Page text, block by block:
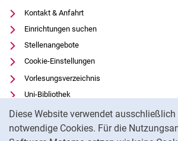
Diese Website verwendet
notwendige Cookies. Für die
Kontakt & Anfahrt
Einrichtungen suchen
Stellenangebote
Cookie-Einstellungen
Vorlesungsverzeichnis
Uni-Bibliothek
Moodle
Panopto